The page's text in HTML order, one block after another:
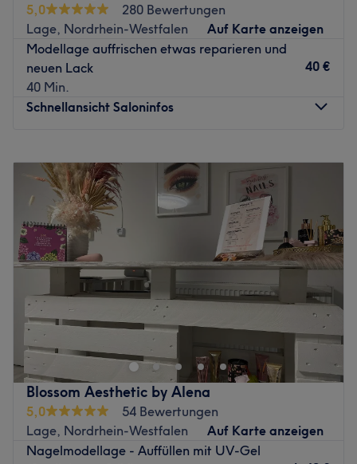
5,0
280 Bewertungen
Lage, Nordrhein-Westfalen
Auf Karte anzeigen
Modellage auffrischen etwas reparieren und
neuen Lack
40 Min.
40 €
Schnellansicht Saloninfos
Dienstag
09:00
20:00
Mittwoch
09:00–
Donnerstag
09:00–
Freitag
09:00
20:00
Samstag
09:00–15:00
Sonntag
Geschlossen
.
Zurück zur Salonansicht
Blossom Aesthetic by Alena
5,0
54 Bewertungen
Lage, Nordrhein-Westfalen
Auf Karte anzeigen
Nagelmodellage - Auffüllen mit UV-Gel